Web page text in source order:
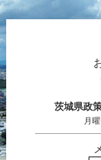
茨城県政
月